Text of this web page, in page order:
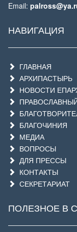
Email:
НАВИГАЦИЯ
ГЛАВНАЯ
АРХИПАСТЫРЬ
НОВОСТИ
БЛАГОЧИНИЯ
МЕДИА
ВОПРОСЫ
ДЛЯ ПРЕССЫ
КОНТАКТЫ
СЕКРЕТАРИАТ
ПОЛЕЗНОЕ В